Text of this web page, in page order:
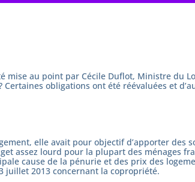
mise au point par Cécile Duflot, Ministre du
obligations ont été réévaluées et
elle avait pour objectif d’apporter des
assez lourd pour la plupart des ménages
cause de la pénurie et des prix des
juillet 2013 concernant la copropriété.